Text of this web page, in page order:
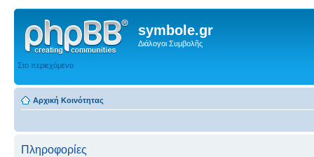
symbole.gr
Διάλογοι Συμβολῆς
Στο περιεχόμενο
Αρχική Κοινότητας
Πληροφορίες